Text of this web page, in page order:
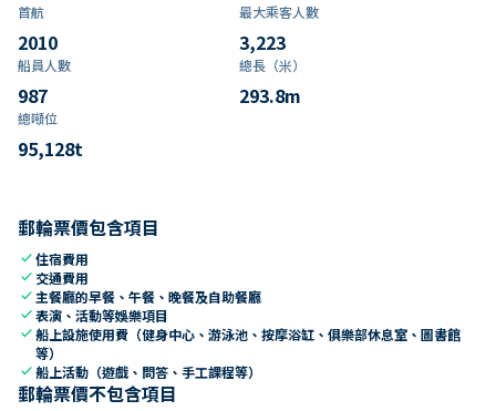
首航
2010
最大乘客人數
3,223
船員人數
987
總長（米）
293.8m
總噸位
95,128t
郵輪票價包含項目
check住宿費用
check 交通費用
check 主餐廳的早餐、午餐、晚餐及自助餐廳
check表演、活動等娛樂項目
check船上設施使用費（健身中心、游泳池、按摩浴缸、俱樂部休息室、圖書館
等）
check船上活動（遊戲、問答、手工課程等）
郵輪票價不包含項目